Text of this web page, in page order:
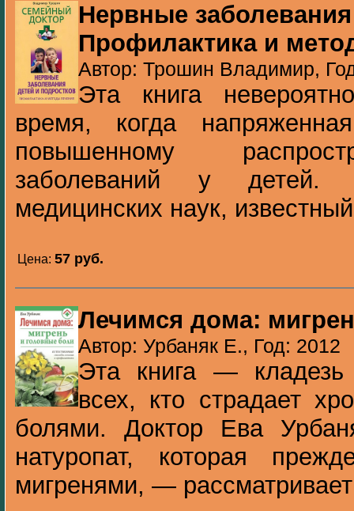
Нервные
Профилактика и
Автор: Трошин Владимир,
Эта книга
время, когда
повышенному
заболеваний у детей.
медицинских наук,
Цена: 57 pуб.
Лечимся дома:
Автор: Урбаняк Е., Год: 2012
Эта книга —
всех, кто страдает
болями. Доктор Ева
натуропат, которая
мигренями, —